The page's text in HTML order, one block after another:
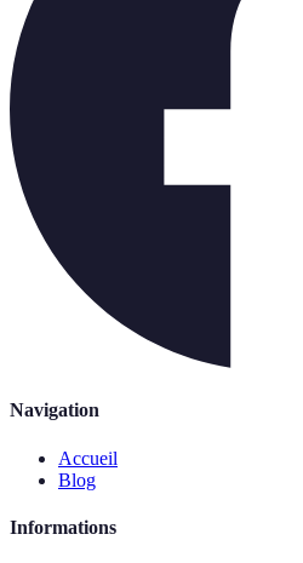
Navigation
Accueil
Blog
Informations